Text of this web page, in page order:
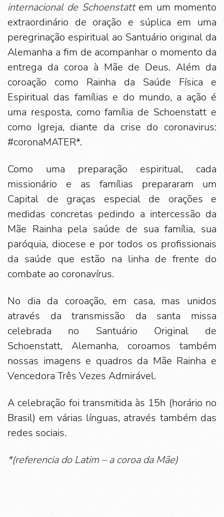
internacional de Schoenstattem um momento
extraordinário de oração e súplica em uma
peregrinação espiritual ao Santuário original da
Alemanha a fim de acompanhar o momento da
entrega da coroa à Mãe de Deus. Além da
coroação como Rainha da Saúde Física e
Espiritual das famílias e do mundo, a ação é
uma resposta, como família de Schoenstatt e
como Igreja, diante da crise do coronavirus:
#coronaMATER*.
Como uma preparação espiritual, cada
missionário e as famílias prepararam um
Capital de graças especial de orações e
medidas concretas pedindo a intercessão da
Mãe Rainha pela saúde de sua família, sua
paróquia, diocese e por todos os profissionais
da saúde que estão na linha de frente do
combate ao coronavírus.
No dia da coroação, em casa, mas unidos
através da transmissão da santa missa
celebrada no Santuário Original de
Schoenstatt, Alemanha, coroamos também
nossas imagens e quadros da Mãe Rainha e
Vencedora Três Vezes Admirável.
A celebração foi transmitida às 15h (horário no
Brasil) em várias línguas, através também das
redes sociais.
*(referencia do Latim – a coroa da Mãe)